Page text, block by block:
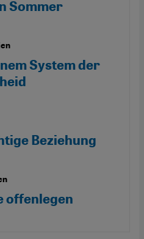
Sommer
System der
Beziehung
offenlegen